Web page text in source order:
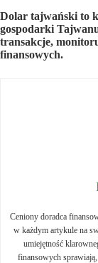
Dolar tajwański to
gospodarki
transakcje,
finansowych.
Ceniony doradca
w każdym artykule na
umiejętność
finansowych sprawiają,